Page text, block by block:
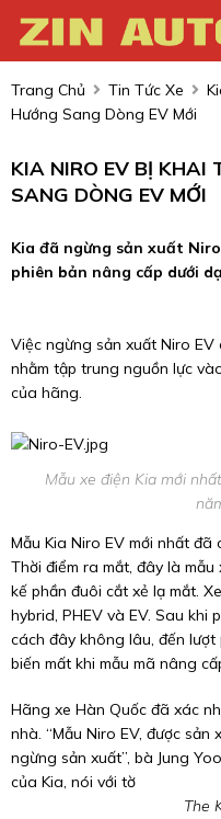
Trang Chủ Tin Tức Xe
Hướng Sang Dòng EV Mới
KIA NIRO EV BỊ KHAI
SANG DÒNG EV MỚI
Kia đã ngừng sản xuất
phiên bản nâng cấp dưới
Việc ngừng sản xuất Niro
nhằm tập trung nguồn lực
của hãng.
Mẫu xe điện Kia mới
Mẫu Kia Niro EV mới nhất
Thời điểm ra mắt, đây là
kế phần đuôi cắt xẻ lạ mắt.
hybrid, PHEV và EV. Sau khi
cách đây không lâu, đến lượt
biến mất khi mẫu mã nâng
Hãng xe Hàn Quốc đã xác
nhà. “Mẫu Niro EV, được
ngừng sản xuất”, bà Jung
của Kia, nói với tờ
The